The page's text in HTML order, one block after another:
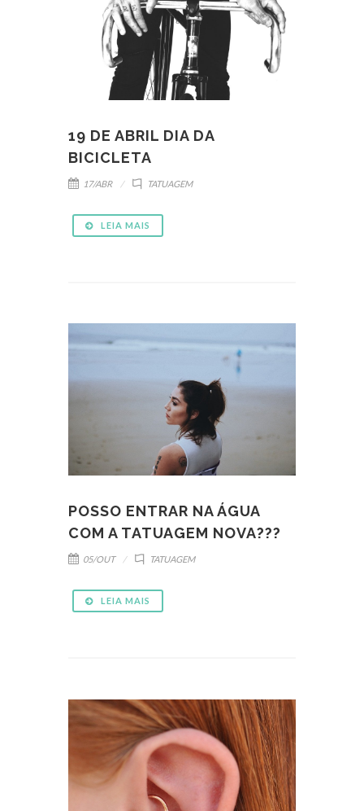
19 DE ABRIL DIA DA
BICICLETA
17/ABR TATUAGEM
LEIA MAIS
POSSO ENTRAR NA ÁGUA
COM A TATUAGEM NOVA???
05/OUT TATUAGEM
LEIA MAIS